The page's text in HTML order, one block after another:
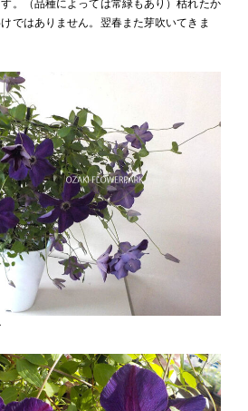
。（品種によっては常緑もあり）枯れたか
ではありません。翌春また芽吹いてきま